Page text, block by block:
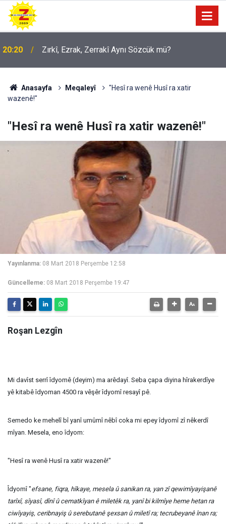
20:20
09:56 Ji Zilma Partîzanan Nimûneyeka Piçûk
Anasayfa Meqaleyî
"Hesî ra wenê Husî ra xatir
wazenê!"
"Hesî ra wenê Husî ra xatir wazenê!"
Yayınlanma: 08 Mart 2018 Perşembe 12:58
Güncelleme: 08 Mart 2018 Perşembe 19:47
Roşan Lezgîn
Mi davîst serrî îdyomê (deyim) ma arêdayî. Seba çapa diyina hîrakerdîye
yê kitabê îdyoman 4500 ra vêşêr îdyomî resayî pê.
Semedo ke mehelî bî yanî umûmî nêbî coka mi epey îdyomî zî nêkerdî
mîyan. Mesela, eno îdyom:
"Hesî ra wenê Husî ra xatir wazenê!"
Îdyomî "efsane, fiqra, hîkaye, mesela û sanikan ra, yan zî qewimîyayişanê
tarîxî, sîyasî, dînî û cematkîyan ê miletêk ra, yanî bi kilmîye heme hetan ra
ciwîyayiş, ceribnayiş û serebutanê şexsan û miletî ra; tecrubeyanê înan ra;